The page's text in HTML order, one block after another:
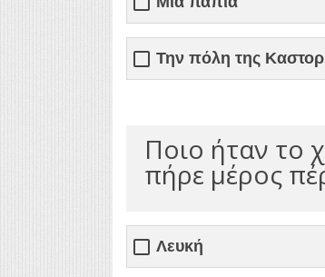
Την πόλη της
Ποιο ήταν το
πήρε μέρος
Λευκή